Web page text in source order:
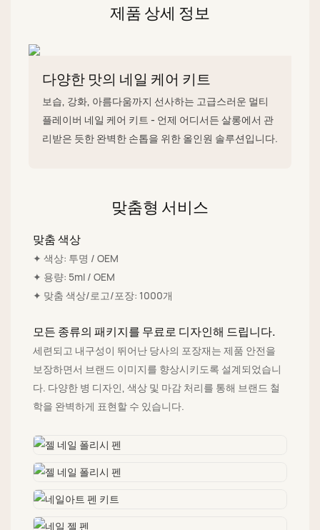
제품 상세 정보
다양한 맛의 네일 케어 키트
보습, 강화, 아름다움까지 선사하는 고급스러운 멀티
플레이버 네일 케어 키트 - 언제 어디서든 살롱에서 관
리받은 듯한 완벽한 손톱을 위한 올인원 솔루션입니다.
맞춤형 서비스
맞춤 색상
✦ 색상: 투명 / OEM
✦ 용량: 5ml / OEM
✦ 맞춤 색상/로고/포장: 1000개
모든 종류의 패키지를 무료로 디자인해 드립니다.
세련되고 내구성이 뛰어난 당사의 포장재는 제품 안전을
보장하면서 브랜드 이미지를 향상시키도록 설계되었습니
다. 다양한 병 디자인, 색상 및 마감 처리를 통해 브랜드 철
학을 완벽하게 표현할 수 있습니다.